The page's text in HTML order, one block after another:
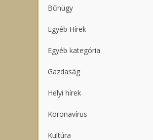
Bűnügy
Egyéb Hírek
Egyéb kategória
Gazdaság
Helyi hírek
Koronavírus
Kultúra